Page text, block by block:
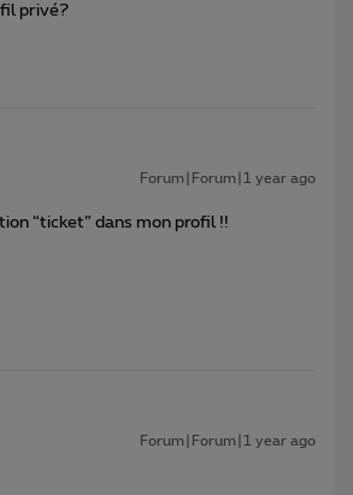
privé?
Forum|Forum|1 year ago
“ticket” dans mon profil !!
Forum|Forum|1 year ago